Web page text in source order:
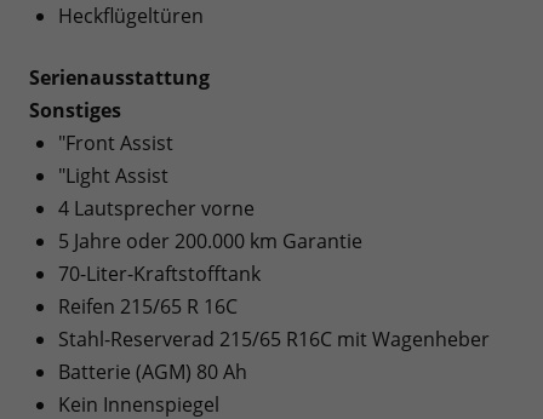
Heckflügeltüren
Serienausstattung
Sonstiges
"Front Assist
"Light Assist
4 Lautsprecher vorne
5 Jahre oder 200.000 km Garantie
70-Liter-Kraftstofftank
Reifen 215/65 R 16C
Stahl-Reserverad 215/65 R16C mit Wagenheber
Batterie (AGM) 80 Ah
Kein Innenspiegel